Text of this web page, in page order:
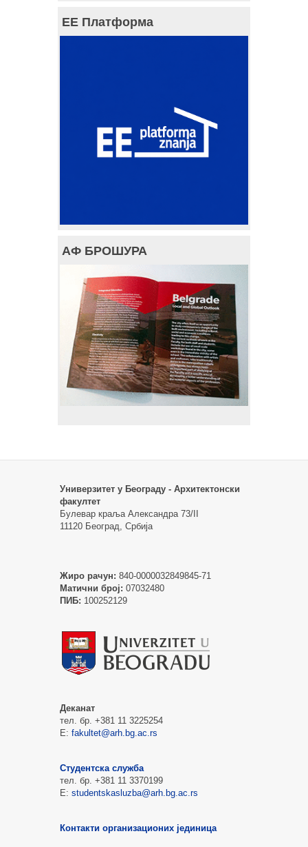
ЕЕ Платформа
АФ БРОШУРА
Универзитет у Београду - Архитектонски
факултет
Булевар краља Александра 73/II
11120 Београд, Србија
Жиро рачун: 840-0000032849845-71
Матични број: 07032480
ПИБ: 100252129
Деканат
тел. бр. +381 11 3225254
Е: fakultet@arh.bg.ac.rs
Студентска служба
тел. бр. +381 11 3370199
Е: studentskasluzba@arh.bg.ac.rs
Контакти организационих јединица